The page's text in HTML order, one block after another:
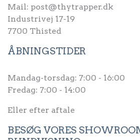
Mail: post@thytrapper.dk
Industrivej 17-19
7700 Thisted
ÅBNINGSTIDER
Mandag-torsdag: 7:00 - 16:00
Fredag: 7:00 - 14:00
Eller efter aftale
BESØG VORES